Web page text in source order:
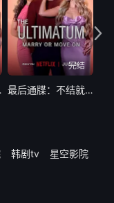
季
完结
最后通牒：不结就分 第四季
韩剧tv
星空影院